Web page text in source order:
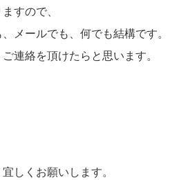
すので、
メールでも、何でも結構です。
連絡を頂けたらと思います。
しくお願いします。